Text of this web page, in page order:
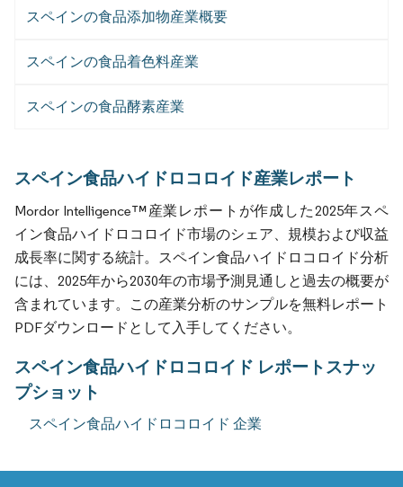
スペインの食品添加物産業概要
スペインの食品着色料産業
スペインの食品酵素産業
スペイン食品ハイドロコロイド産業レポート
Mordor Intelligence™産業レポートが作成した2025年スペ
イン食品ハイドロコロイド市場のシェア、規模および収益
成長率に関する統計。スペイン食品ハイドロコロイド分析
には、2025年から2030年の市場予測見通しと過去の概要が
含まれています。この産業分析のサンプルを無料レポート
PDFダウンロードとして入手してください。
スペイン食品ハイドロコロイド レポートスナッ
プショット
スペイン食品ハイドロコロイド 企業